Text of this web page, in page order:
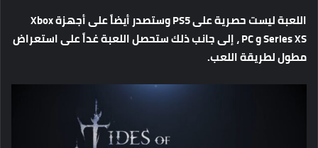
اللعبةليستحصريةعلى وستصدرأيضاًعلىأجهزةXbox
Series XSو ،إلى جانب ذلكستحصلاللعبةغداًعلىاستعراض
مطوللطريقةاللعب.